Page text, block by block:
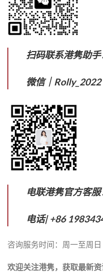
扫码联系港隽助
微信｜Rolly_2022
电联港隽官方客服
电话| +86
咨询服务时间：周一至周
欢迎关注港隽，获取最新